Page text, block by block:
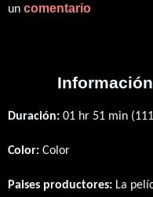
un comentario
Duración: 01 hr 51 min (111
Color: Color
Paises productores: La